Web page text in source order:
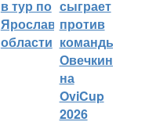
в тур по
Ярославской
области
сыграет
против
команды
Овечкина
на
OviCup
2026